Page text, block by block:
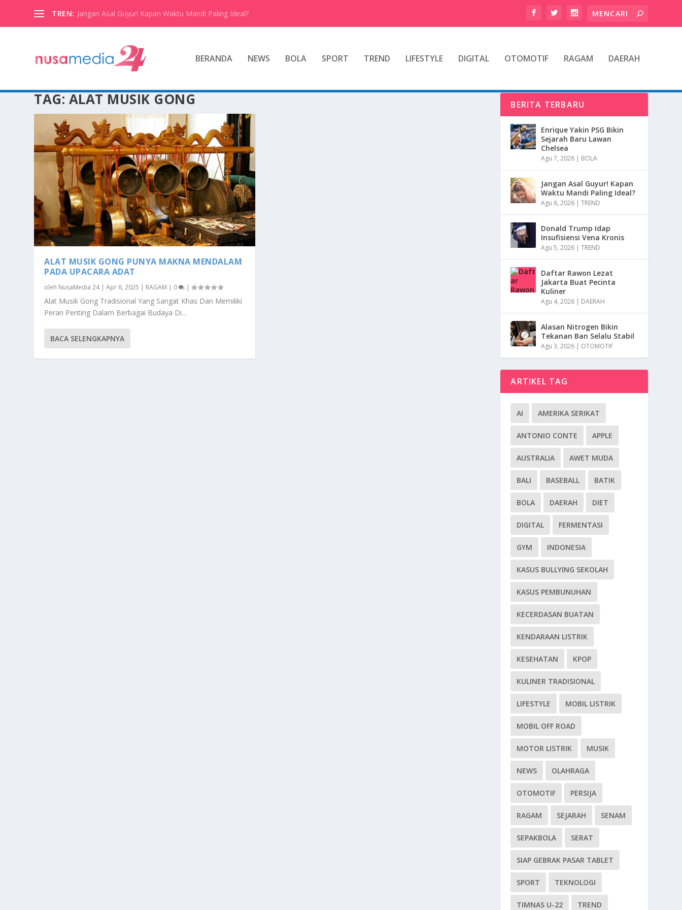
TREN: Jangan Asal Guyur! Kapan Waktu Mandi Paling Ideal?
BERANDA NEWS BOLA SPORT TREND LIFESTYLE DIGITAL OTOMOTIF RAGAM DAERAH
TAG: ALAT MUSIK GONG
ALAT MUSIK GONG PUNYA MAKNA MENDALAM
PADA UPACARA ADAT
oleh NusaMedia 24|Apr 6, 2025 | RAGAM | 0 |
Alat Musik Gong Tradisional Yang Sangat Khas Dan Memiliki
Peran Penting Dalam Berbagai Budaya Di...
BACA SELENGKAPNYA
BERITA TERBARU
Enrique Yakin PSG Bikin
Sejarah Baru Lawan
Chelsea
Agu 7, 2026 | BOLA
Jangan Asal Guyur! Kapan
Waktu Mandi Paling Ideal?
Agu 6, 2026 |TREND
Donald Trump Idap
Insufisiensi Vena Kronis
Agu 5, 2026 |TREND
Daftar Rawon Lezat
Jakarta Buat Pecinta
Kuliner
Agu 4, 2026 | DAERAH
Alasan Nitrogen Bikin
Tekanan Ban Selalu Stabil
Agu 3, 2026 | OTOMOTIF
ARTIKEL TAG
AI AMERIKA SERIKAT
ANTONIO CONTE APPLE
AUSTRALIA AWET MUDA
BALI BASEBALL BATIK
BOLA DAERAH DIET
DIGITAL FERMENTASI
GYM INDONESIA
KASUS BULLYING SEKOLAH
KASUS PEMBUNUHAN
KECERDASAN BUATAN
KENDARAAN LISTRIK
KESEHATAN KPOP
KULINER TRADISIONAL
LIFESTYLE MOBIL LISTRIK
MOBIL OFF ROAD
MOTOR LISTRIK MUSIK
NEWS OLAHRAGA
OTOMOTIF PERSIJA
RAGAM SEJARAH SENAM
SEPAKBOLA SERAT
SIAP GEBRAK PASAR TABLET
SPORT TEKNOLOGI
TIMNAS U-22 TREND